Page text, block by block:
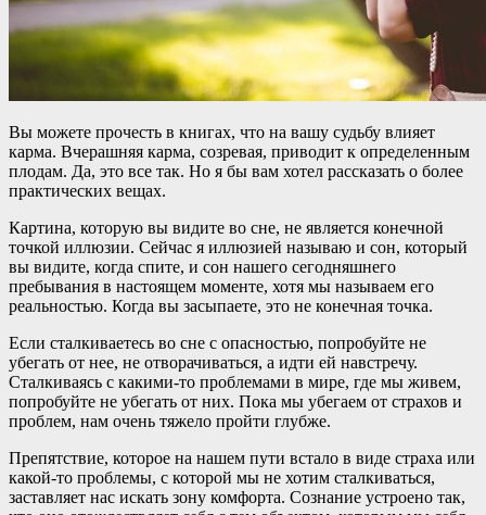
Вы можете прочесть в книгах, что на вашу судьбу влияет
карма. Вчерашняя карма, созревая, приводит к определенным
плодам. Да, это все так. Но я бы вам хотел рассказать о более
практических вещах.
Картина, которую вы видите во сне, не является конечной
точкой иллюзии. Сейчас я иллюзией называю и сон, который
вы видите, когда спите, и сон нашего сегодняшнего
пребывания в настоящем моменте, хотя мы называем его
реальностью. Когда вы засыпаете, это не конечная точка.
Если сталкиваетесь во сне с опасностью, попробуйте не
убегать от нее, не отворачиваться, а идти ей навстречу.
Сталкиваясь с какими-то проблемами в мире, где мы живем,
попробуйте не убегать от них. Пока мы убегаем от страхов и
проблем, нам очень тяжело пройти глубже.
Препятствие, которое на нашем пути встало в виде страха или
какой-то проблемы, с которой мы не хотим сталкиваться,
заставляет нас искать зону комфорта. Сознание устроено так,